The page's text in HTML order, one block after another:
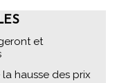
et
hausse des prix